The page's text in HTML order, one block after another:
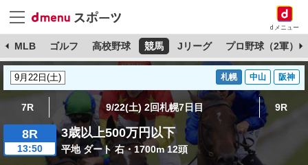
dメニュー
MLB ゴルフ 高校野球 競馬 Jリーグ プロ野球（2軍）
札幌 中山 阪神
7R 9/22(土) 2回札幌7日目 9R
8R
13:50
3歳以上500万円以下
平地 ダート 右・1700m 12頭